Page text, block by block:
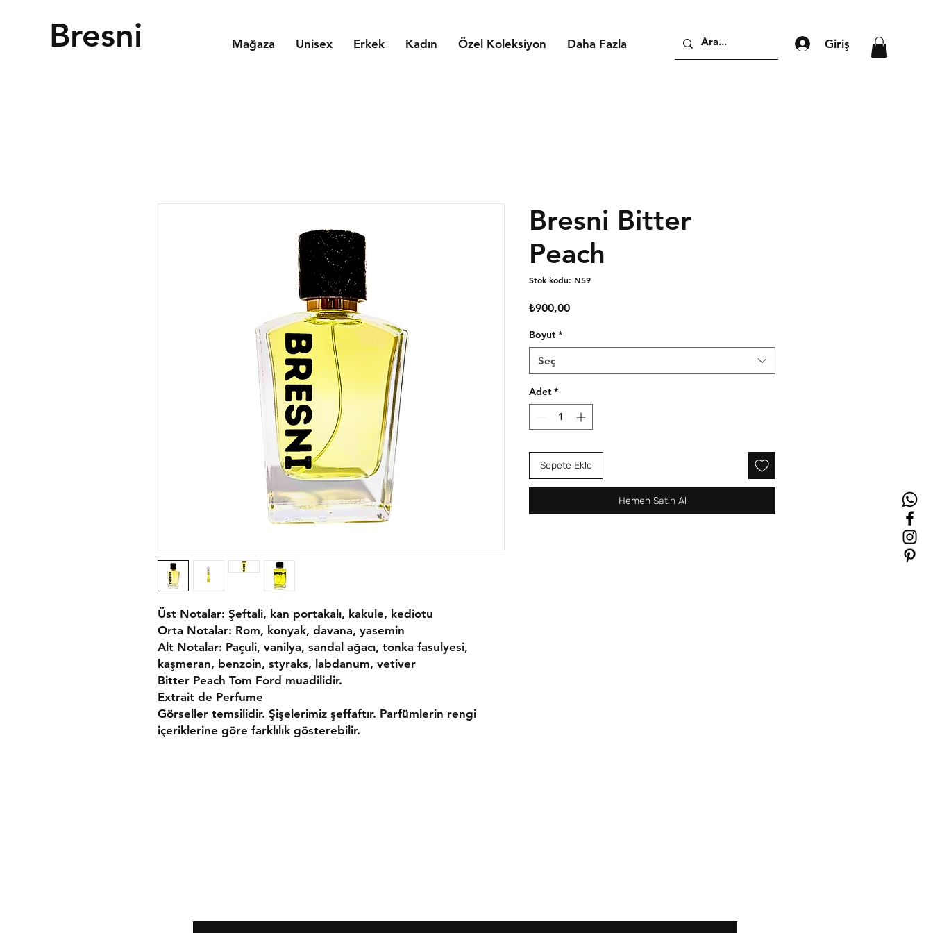
Bresni Mağaza Unisex Erkek Kadın Özel Koleksiyon Daha Fazla Giriş
Üst Notalar: Şeftali, kan portakalı, kakule, kediotu
Orta Notalar: Rom, konyak, davana, yasemin
Alt Notalar: Paçuli, vanilya, sandal ağacı, tonka fasulyesi,
kaşmeran, benzoin, styraks, labdanum, vetiver
Bitter Peach Tom Ford muadilidir.
Extrait de Perfume
Görseller temsilidir. Şişelerimiz şeffaftır. Parfümlerin rengi
içeriklerine göre farklılık gösterebilir.
Bresni Bitter
Peach
Stok kodu: N59
₺900,00Fiyat
Boyut *
Seç
Adet *
Sepete Ekle
Hemen Satın Al